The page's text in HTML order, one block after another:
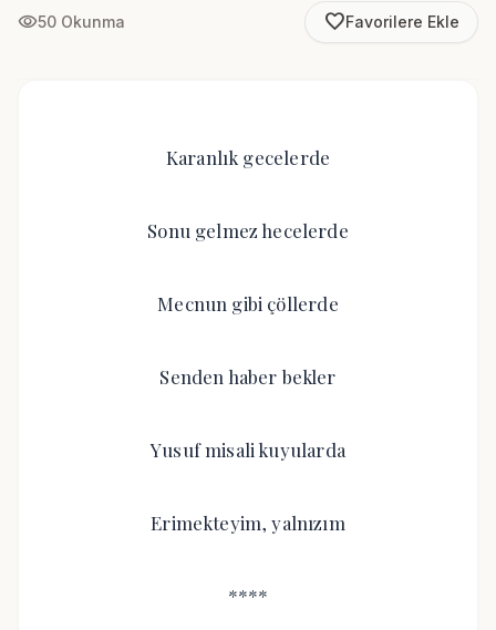
visibility50 Okunma favorite_borderFavorilere Ekle
Karanlık gecelerde
Sonu gelmez hecelerde
Mecnun gibi çöllerde
Senden haber bekler
Yusuf misali kuyularda
Erimekteyim, yalnızım
****